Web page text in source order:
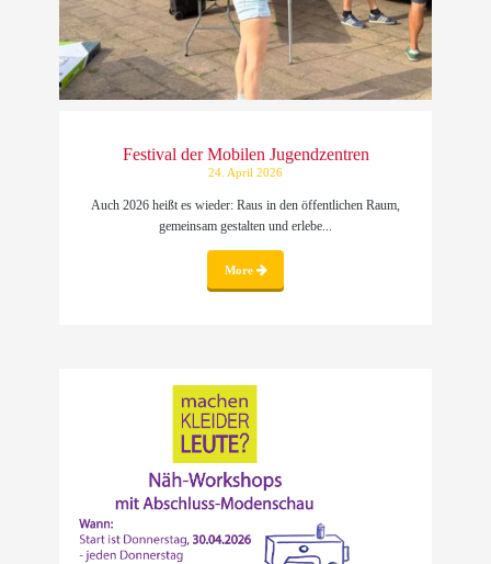
Festival der Mobilen Jugendzentren
24. April 2026
Auch 2026 heißt es wieder: Raus in den öffentlichen Raum,
gemeinsam gestalten und erlebe...
More